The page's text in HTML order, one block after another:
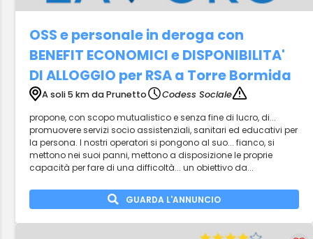
OSS e personale in deroga con
BENEFIT ECONOMICI e DISPONIBILITA'
DI ALLOGGIO per RSA a Torre Bormida
A soli 5 km da Prunetto
Codess Sociale
propone, con scopo mutualistico e senza fine di lucro, di...
promuovere servizi socio assistenziali, sanitari ed educativi per
la persona. I nostri operatori si pongono al suo... fianco, si
mettono nei suoi panni, mettono a disposizione le proprie
capacità per fare di una difficoltà... un obiettivo da...
GUARDA L'ANNUNCIO